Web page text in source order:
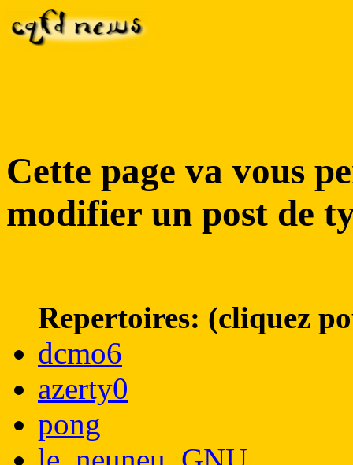
Cette page va vous
modifier un post de
Repertoires: (cliquez
dcmo6
azerty0
pong